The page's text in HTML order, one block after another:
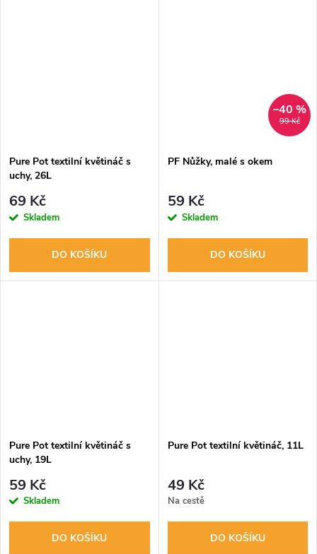
Pure Pot textilní květináč s
uchy, 26L
69 Kč
Skladem
DO KOŠÍKU
99 Kč
–40 %
PF Nůžky, malé s okem
59 Kč
Skladem
DO KOŠÍKU
Pure Pot textilní květináč s
uchy, 19L
59 Kč
Skladem
DO KOŠÍKU
Pure Pot textilní květináč, 11L
49 Kč
Na cestě
DO KOŠÍKU